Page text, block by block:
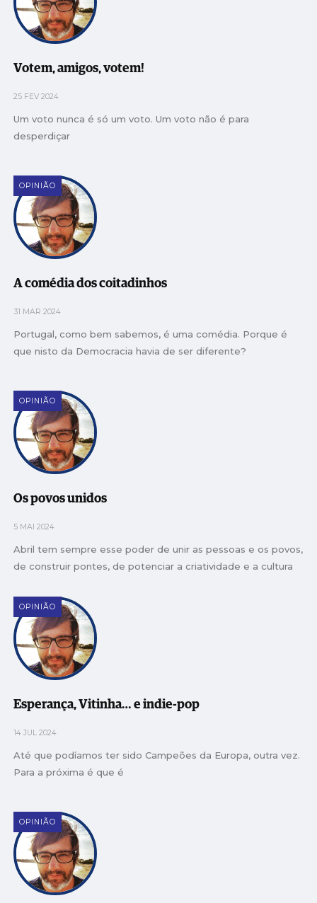
Votem, amigos, votem!
25 FEV 2024
Um voto nunca é só um voto. Um voto não é para
desperdiçar
OPINIÃO
A comédia dos coitadinhos
31 MAR 2024
Portugal, como bem sabemos, é uma comédia. Porque é
que nisto da Democracia havia de ser diferente?
OPINIÃO
Os povos unidos
5 MAI 2024
Abril tem sempre esse poder de unir as pessoas e os povos,
de construir pontes, de potenciar a criatividade e a cultura
OPINIÃO
Esperança, Vitinha… e indie-pop
14 JUL 2024
Até que podíamos ter sido Campeões da Europa, outra vez.
Para a próxima é que é
OPINIÃO